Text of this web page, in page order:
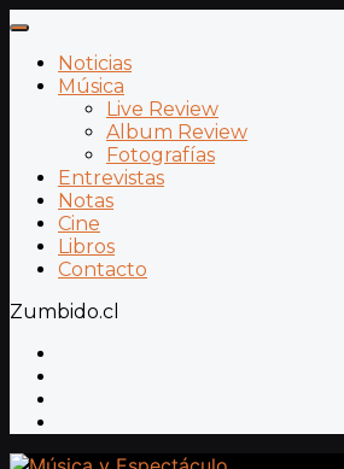
Noticias
Música
Live Review
Album Review
Fotografías
Entrevistas
Notas
Cine
Libros
Contacto
Zumbido.cl